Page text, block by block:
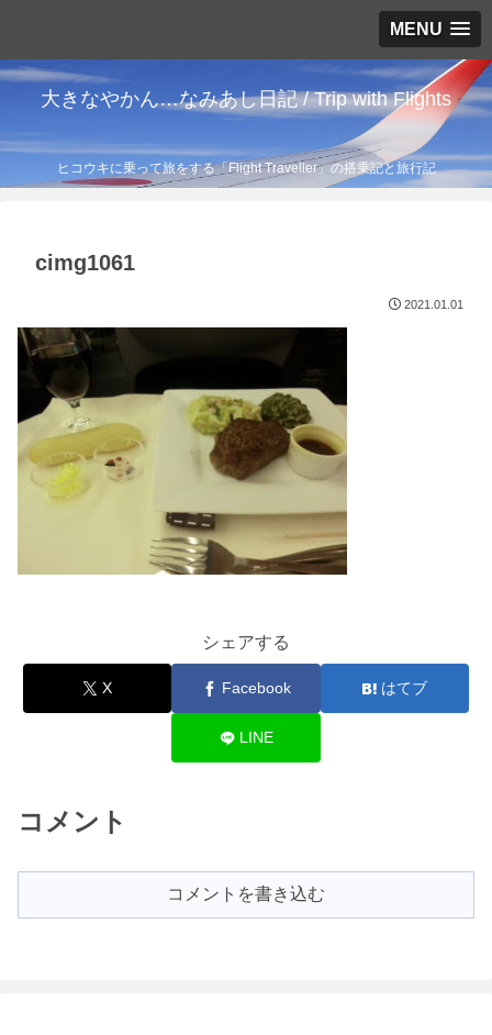
MENU
大きなやかん…なみあし日記 / Trip with Flights
ヒコウキに乗って旅をする「Flight Traveller」の搭乗記と旅行記
cimg1061
2021.01.01
シェアする
X Facebook はてブ
LINE
コメント
コメントを書き込む